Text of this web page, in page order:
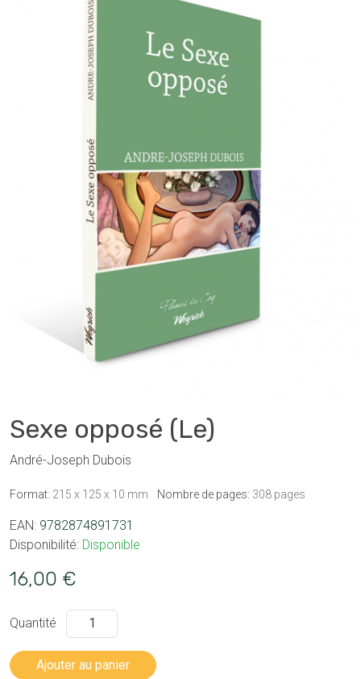
Sexe opposé (Le)
André-Joseph Dubois
Format: 215 x 125 x 10 mm Nombre de pages: 308 pages
EAN: 9782874891731
Disponibilité: Disponible
16,00 €
Quantité